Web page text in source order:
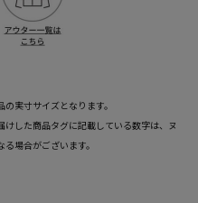
実寸サイズとなります。
した商品タグに記載している数字は、ヌ
場合がございます。